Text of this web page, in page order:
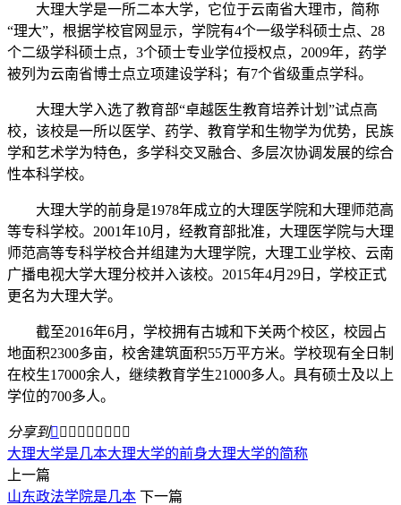
大理大学是一所二本大学，它位于云南省大理市，简称
“理大”，根据学校官网显示，学院有4个一级学科硕士点、28
个二级学科硕士点，3个硕士专业学位授权点，2009年，药学
被列为云南省博士点立项建设学科；有7个省级重点学科。
大理大学入选了教育部“卓越医生教育培养计划”试点高
校，该校是一所以医学、药学、教育学和生物学为优势，民族
学和艺术学为特色，多学科交叉融合、多层次协调发展的综合
性本科学校。
大理大学的前身是1978年成立的大理医学院和大理师范高
等专科学校。2001年10月，经教育部批准，大理医学院与大理
师范高等专科学校合并组建为大理学院，大理工业学校、云南
广播电视大学大理分校并入该校。2015年4月29日，学校正式
更名为大理大学。
截至2016年6月，学校拥有古城和下关两个校区，校园占
地面积2300多亩，校舍建筑面积55万平方米。学校现有全日制
在校生17000余人，继续教育学生21000多人。具有硕士及以上
学位的700多人。
分享到        
大理大学是几本大理大学的前身大理大学的简称
上一篇
山东政法学院是几本 下一篇